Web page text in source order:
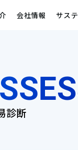
会社情報 サス
診断